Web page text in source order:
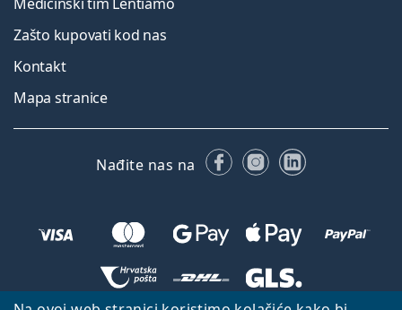
Zašto kupovati kod nas
Kontakt
Mapa stranice
Nađite nas na FacebookuInstagramu
LinkedIn